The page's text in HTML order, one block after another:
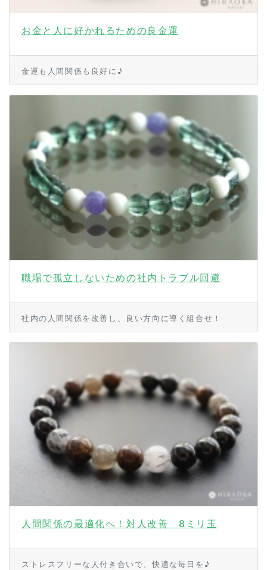
お金と人に好かれるための良金運
金運も人間関係も良好に♪
職場で孤立しないための社内トラブル回避
社内の人間関係を改善し、良い方向に導く組合せ！
人間関係の最適化へ！対人改善 8ミリ玉
ストレスフリーな人付き合いで、快適な毎日を♪